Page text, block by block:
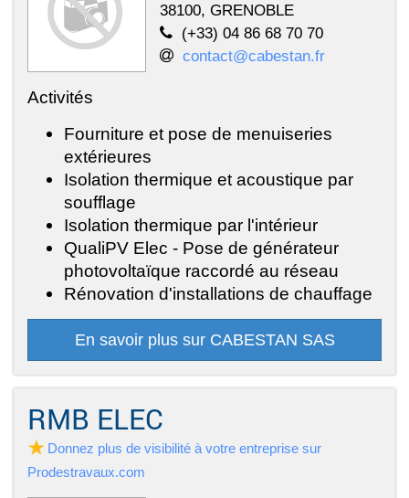
38100, GRENOBLE
(+33) 04 86 68 70 70
contact@cabestan.fr
Activités
Fourniture et pose de menuiseries
extérieures
Isolation thermique et acoustique par
soufflage
Isolation thermique par l'intérieur
QualiPV Elec - Pose de générateur
photovoltaïque raccordé au réseau
Rénovation d'installations de chauffage
En savoir plus sur CABESTAN SAS
RMB ELEC
Donnez plus de visibilité à votre entreprise sur
Prodestravaux.com